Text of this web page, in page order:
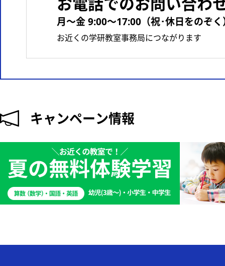
月〜金 9:00〜17:00（祝･休日をのぞく
お近くの学研教室事務局につながります
キャンペーン情報